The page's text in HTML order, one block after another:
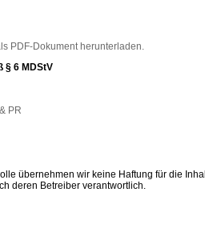
PDF-Dokument herunterladen.
§ 6 MDStV
PR
übernehmen wir keine Haftung für die
deren Betreiber verantwortlich.